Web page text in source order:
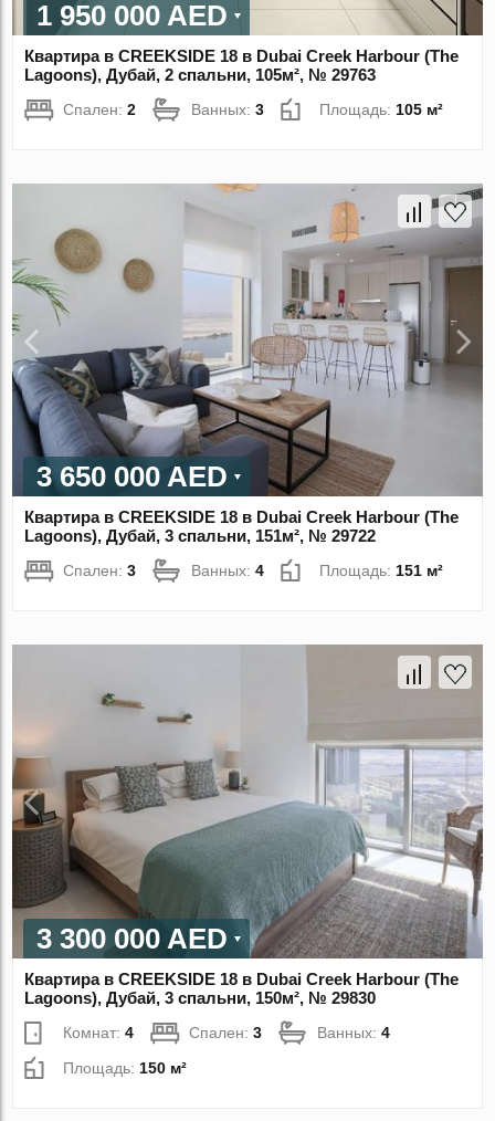
1 950 000 AED
Квартира в CREEKSIDE 18 в Dubai Creek Harbour (The
Lagoons), Дубай, 2 спальни, 105м², № 29763
Спален:2 Ванных:3 Площадь: 105 м²
3 650 000 AED
Квартира в CREEKSIDE 18 в Dubai Creek Harbour (The
Lagoons), Дубай, 3 спальни, 151м², № 29722
Спален:3 Ванных:4 Площадь:151 м²
3 300 000 AED
Квартира в CREEKSIDE 18 в Dubai Creek Harbour (The
Lagoons), Дубай, 3 спальни, 150м², № 29830
Комнат:4 Спален:3 Ванных:4
Площадь: 150 м²